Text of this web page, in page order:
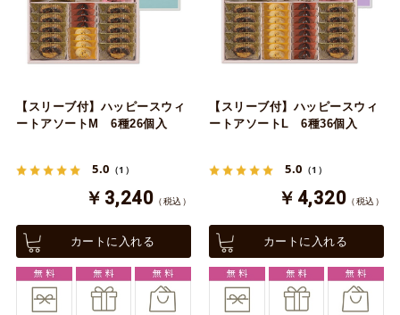
【スリーブ付】ハッピースウィ
ートアソートM 6種26個入
5.0 （1）
￥3,240 （税込）
カートに入れる
【スリーブ付】ハッピースウィ
ートアソートL 6種36個入
5.0 （1）
￥4,320 （税込）
カートに入れる